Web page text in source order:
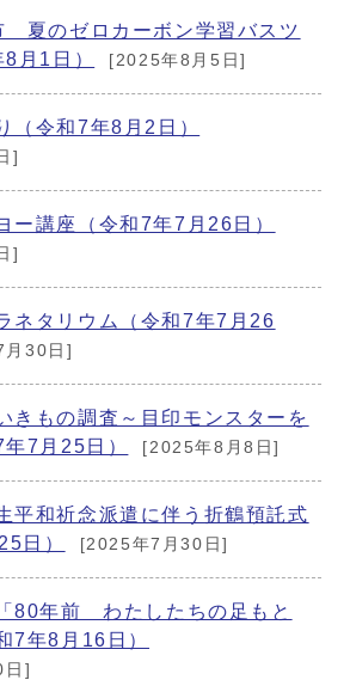
夏のゼロカーボン学習バスツ
月1日）
[2025年8月5日]
（令和7年8月2日）
]
ー講座（令和7年7月26日）
]
ネタリウム（令和7年7月26
月30日]
きもの調査～目印モンスターを
7月25日）
[2025年8月8日]
平和祈念派遣に伴う折鶴預託式
日）
[2025年7月30日]
80年前 わたしたちの足もと
7年8月16日）
日]